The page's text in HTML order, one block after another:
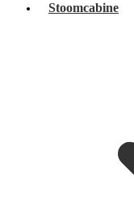
Stoomcabine